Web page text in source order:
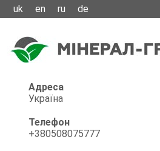
Адреса
Україна
Телефон
+380508075777
uk en ru de